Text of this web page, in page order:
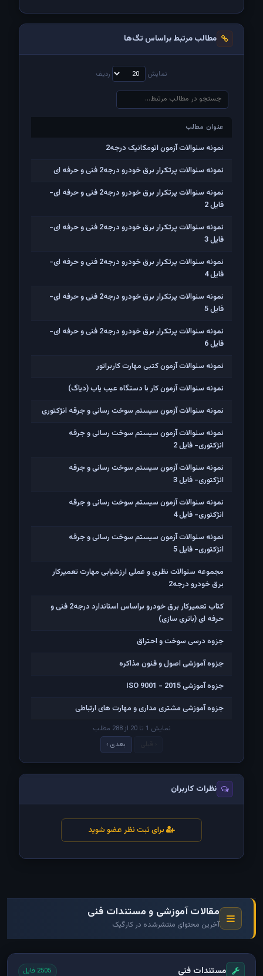
مطالب مرتبط براساس تگ‌ها
نمایش ردیف
عنوان مطلب
عنوان مطلب
نمونه سئوالات آزمون اتومکانیک درجه2
نمونه سئوالات پرتکرار برق خودرو درجه2 فنی و حرفه ای
نمونه سئوالات پرتکرار برق خودرو درجه2 فنی و حرفه ای-
فایل 2
نمونه سئوالات پرتکرار برق خودرو درجه2 فنی و حرفه ای-
فایل 3
نمونه سئوالات پرتکرار برق خودرو درجه2 فنی و حرفه ای-
فایل 4
نمونه سئوالات پرتکرار برق خودرو درجه2 فنی و حرفه ای-
فایل 5
نمونه سئوالات پرتکرار برق خودرو درجه2 فنی و حرفه ای-
فایل 6
نمونه سئوالات آزمون کتبی مهارت کاربراتور
نمونه سئوالات آزمون کار با دستگاه عیب یاب (دیاگ)
نمونه سئوالات آزمون سیستم سوخت رسانی و جرقه انژکتوری
نمونه سئوالات آزمون سیستم سوخت رسانی و جرقه
انژکتوری- فایل 2
نمونه سئوالات آزمون سیستم سوخت رسانی و جرقه
انژکتوری- فایل 3
نمونه سئوالات آزمون سیستم سوخت رسانی و جرقه
انژکتوری- فایل 4
نمونه سئوالات آزمون سیستم سوخت رسانی و جرقه
انژکتوری- فایل 5
مجموعه سئوالات نظری و عملی ارزشیابی مهارت تعمیرکار
برق خودرو درجه2
کتاب تعمیرکار برق خودرو براساس استاندارد درجه2 فنی و
حرفه ای (باتری سازی)
جزوه درسی سوخت و احتراق
جزوه آموزشی اصول و فنون مذاکره
جزوه آموزشی ISO 9001 - 2015
جزوه آموزشی مشتری مداری و مهارت های ارتباطی
نمایش 1 تا 20 از 288 مطلب
بعدی ›
نظرات کاربران
برای ثبت نظر عضو شوید
مقالات آموزشی و مستندات فنی
آخرین محتوای منتشرشده در کارگیک
مستندات فنی 2505 فایل